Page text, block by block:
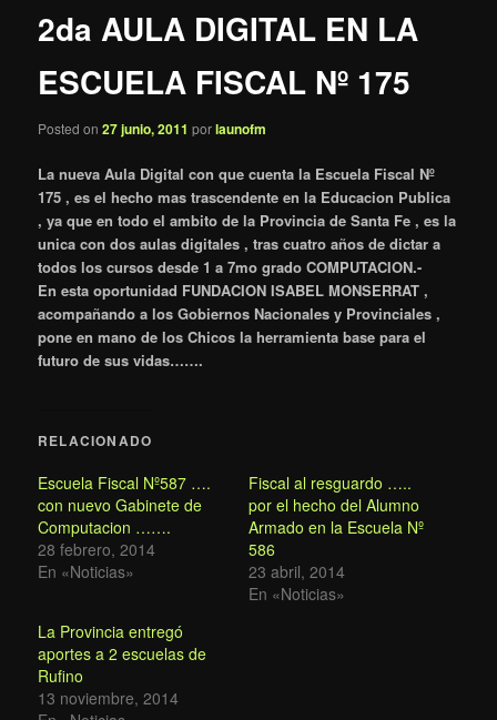
2da AULA DIGITAL EN LA
ESCUELA FISCAL Nº 175
Posted on27 junio, 2011 porlaunofm
La nueva Aula Digital con que cuenta la Escuela Fiscal Nº
175 , es el hecho mas trascendente en la Educacion Publica
, ya que en todo el ambito de la Provincia de Santa Fe , es la
unica con dos aulas digitales , tras cuatro años de dictar a
todos los cursos desde 1 a 7mo grado COMPUTACION.-
En esta oportunidad FUNDACION ISABEL MONSERRAT ,
acompañando a los Gobiernos Nacionales y Provinciales ,
pone en mano de los Chicos la herramienta base para el
futuro de sus vidas…….
RELACIONADO
Escuela Fiscal Nº587 ….
con nuevo Gabinete de
Computacion …….
28 febrero, 2014
En «Noticias»
Fiscal al resguardo …..
por el hecho del Alumno
Armado en la Escuela Nº
586
23 abril, 2014
En «Noticias»
La Provincia entregó
aportes a 2 escuelas de
Rufino
13 noviembre, 2014